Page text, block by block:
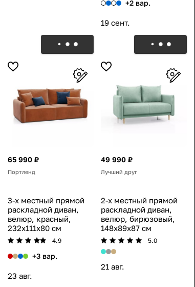
+2 вар.
19 сент.
65 990 ₽
Портленд
3-х местный прямой
раскладной диван,
велюр, красный,
232x111x80 см
4.9
+3 вар.
23 авг.
49 990 ₽
Лучший друг
2-х местный прямой
раскладной диван,
велюр, бирюзовый,
148x89x87 см
5.0
21 авг.